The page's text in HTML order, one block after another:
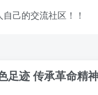
迹 传承革命精